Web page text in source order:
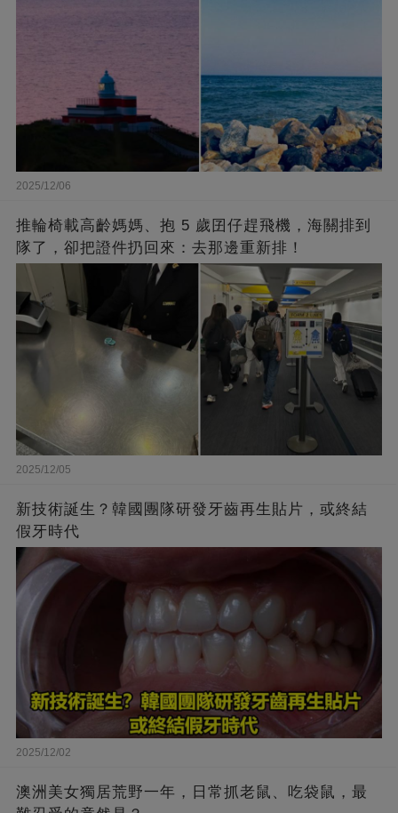
2025/12/06
推輪椅載高齡媽媽、抱 5 歲囝仔趕飛機，海關排到
隊了，卻把證件扔回來：去那邊重新排！
2025/12/05
新技術誕生？韓國團隊研發牙齒再生貼片，或終結
假牙時代
2025/12/02
澳洲美女獨居荒野一年，日常抓老鼠、吃袋鼠，最